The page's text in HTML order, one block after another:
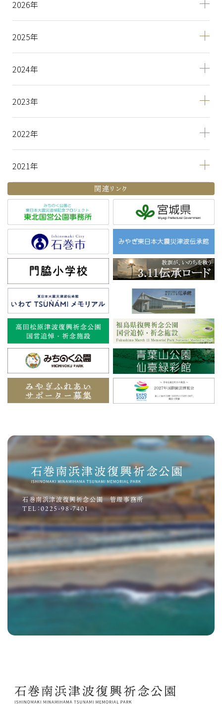
2026
2025
2024
2023
2022
2021
関連リンク
石巻南浜津波復興祈念公園 管理事務所
TEL：0225-98-7401